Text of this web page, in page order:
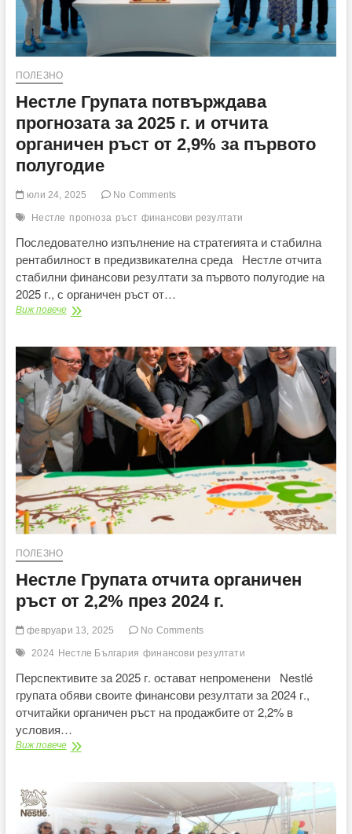
ПОЛЕЗНО
Нестле Групата потвърждава
прогнозата за 2025 г. и отчита
органичен ръст от 2,9% за първото
полугодие
юли 24, 2025 No Comments
Нестле прогноза ръст финансови резултати
Последователно изпълнение на стратегията и стабилна
рентабилност в предизвикателна среда Нестле отчита
стабилни финансови резултати за първото полугодие на
2025 г., с органичен ръст от…
Виж повечеНестле
прогнозата
за
2025
г.
и
отчита
органичен
ръст
от
2,9%
за
първото
полугодие
ПОЛЕЗНО
Нестле Групата отчита органичен
ръст от 2,2% през 2024 г.
февруари 13, 2025 No Comments
2024 Нестле България финансови резултати
Перспективите за 2025 г. остават непроменени Nestlé
групата обяви своите финансови резултати за 2024 г.,
отчитайки органичен ръст на продажбите от 2,2% в
условия…
Виж повечеНестле
от
2,2%